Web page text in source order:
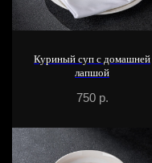
Куриный суп с домашней
лапшой
750 р.